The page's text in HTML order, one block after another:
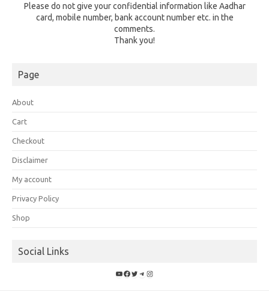
Please do not give your confidential information like Aadhar
card, mobile number, bank account number etc. in the
comments.
Thank you!
Page
About
Cart
Checkout
Disclaimer
My account
Privacy Policy
Shop
Social Links
YouTube
Facebook
Twitter
Telegram
Instagram